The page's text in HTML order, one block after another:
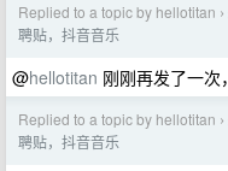
Replied to a topic by hellotitan ›
聘贴，抖音音乐
@hellotitan 刚刚再发了一次
Replied to a topic by hellotitan ›
聘贴，抖音音乐